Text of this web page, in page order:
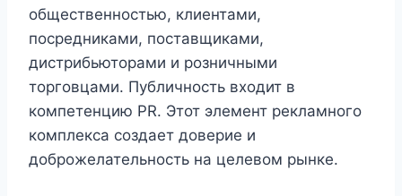
общественностью, клиентами,
посредниками, поставщиками,
дистрибьюторами и розничными
торговцами. Публичность входит в
компетенцию PR. Этот элемент рекламного
комплекса создает доверие и
доброжелательность на целевом рынке.